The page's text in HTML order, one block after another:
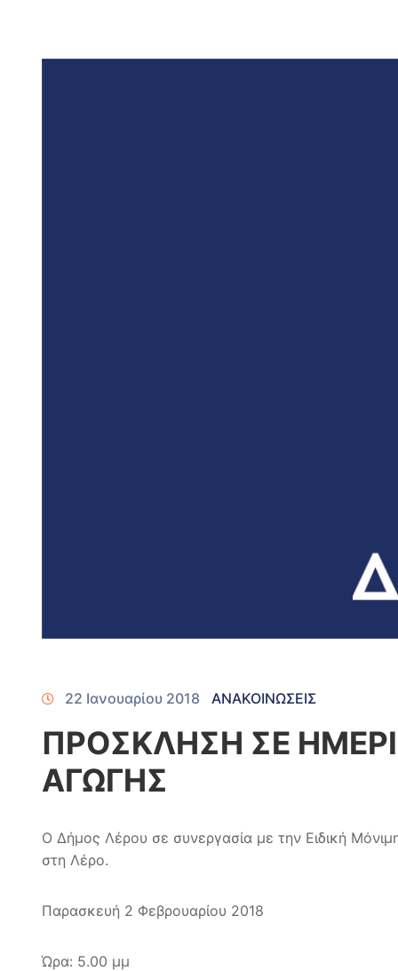
22 Ιανουαρίου 2018 ΑΝΑΚΟΙΝΩΣΕΙΣ
ΠΡΟΣΚΛΗΣΗ ΣΕ
ΑΓΩΓΗΣ
Ο Δήμος Λέρου σε συνεργασία με την Ειδική
στη Λέρο.
Παρασκευή 2 Φεβρουαρίου 2018
Ώρα: 5.00 μμ